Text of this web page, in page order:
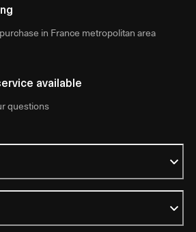
in France metropolitan area
available
questions